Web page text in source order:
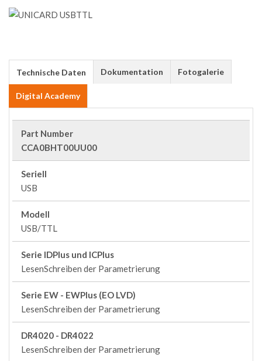
Technische Daten Dokumentation Fotogalerie
Digital Academy
Part Number
CCA0BHT00UU00
Seriell
USB
Modell
USB/TTL
Serie IDPlus und ICPlus
LesenSchreiben der Parametrierung
Serie EW - EWPlus (EO LVD)
LesenSchreiben der Parametrierung
DR4020 - DR4022
LesenSchreiben der Parametrierung